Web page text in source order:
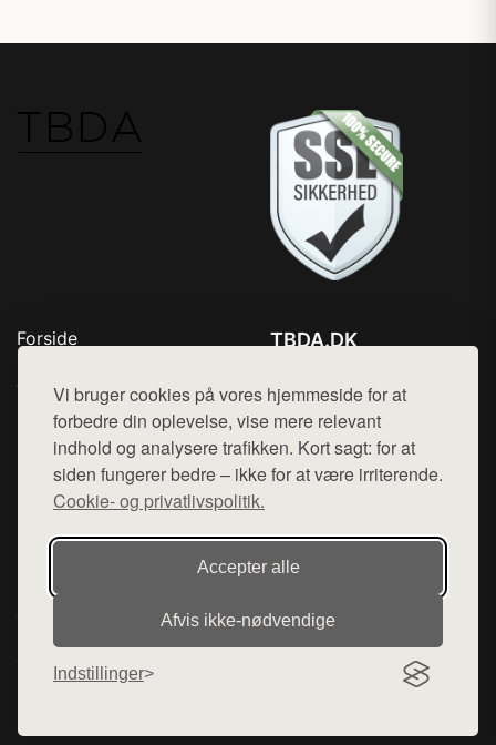
Vi bruger cookies på vores hjemmeside for at
forbedre din oplevelse, vise mere relevant
indhold og analysere trafikken. Kort sagt: for at
siden fungerer bedre – ikke for at være irriterende.
Cookie- og privatlivspolitik.
Accepter alle
Afvis ikke‑nødvendige
Indstillinger
Forside
Top Rabatter
Kontakt
TBDA.DK
Mail: hej@want.dk
Cookie- og privatlivspolitik
Denne side er en del af want.dk, der udgiver en række
hjemmesider med præsentation af forskellige produkter fra
diverse webshops. Der sælges ikke varer fra denne side - vi
henviser til de shops, som sælger varen. Vi har heller ikke
varerne på lager.